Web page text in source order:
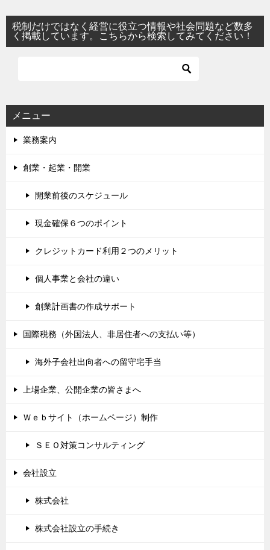
税制だけではなく経営に役立つ情報や社会問題など数多
く掲載しています。こちらから検索してみてください！
メニュー
業務案内
創業・起業・開業
開業前後のスケジュール
現金確保６つのポイント
クレジットカード利用２つのメリット
個人事業と会社の違い
創業計画書の作成サポート
国際税務（外国法人、非居住者への支払い等）
海外子会社出向者への留守宅手当
上場企業、公開企業の皆さまへ
Ｗｅｂサイト（ホームページ）制作
ＳＥＯ対策コンサルティング
会社設立
株式会社
株式会社設立の手続き